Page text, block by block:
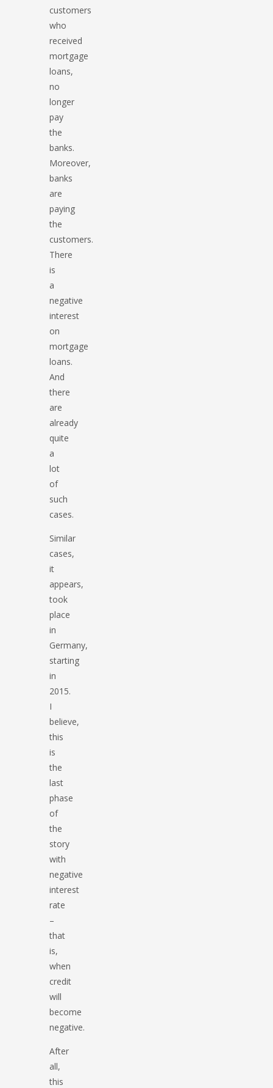
customers
who
received
mortgage
loans,
no
longer
pay
the
banks.
Moreover,
banks
are
paying
the
customers.
There
is
a
negative
interest
on
mortgage
loans.
And
there
are
already
quite
a
lot
of
such
cases.
Similar
cases,
it
appears,
took
place
in
Germany,
starting
in
2015.
I
believe,
this
is
the
last
phase
of
the
story
with
negative
interest
rate
–
that
is,
when
credit
will
become
negative.
After
all,
this